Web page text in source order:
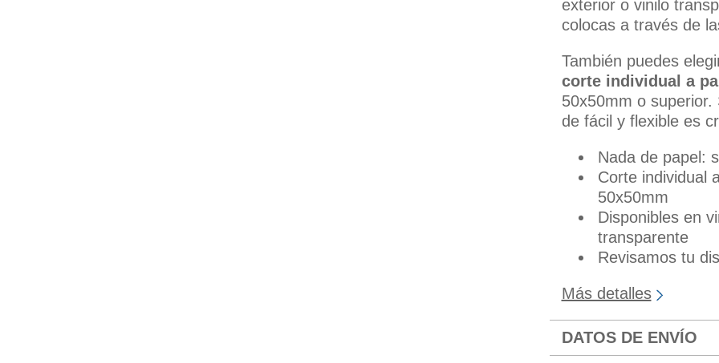
exterior o vinilo
colocas a través de
También puedes
corte individual a
50x50mm o
de fácil y flexible es
Nada de papel:
Corte individual
50x50mm
Disponibles en
transparente
Revisamos tu
Más detalles
DATOS DE ENVÍO